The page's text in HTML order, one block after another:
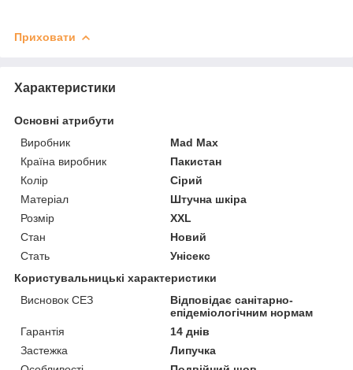
Приховати
Характеристики
Основні атрибути
Виробник
Mad Max
Країна виробник
Пакистан
Колір
Сірий
Матеріал
Штучна шкіра
Розмір
XXL
Стан
Новий
Стать
Унісекс
Користувальницькі характеристики
Висновок СЕЗ
Відповідає санітарно-
епідеміологічним нормам
Гарантія
14 днів
Застежка
Липучка